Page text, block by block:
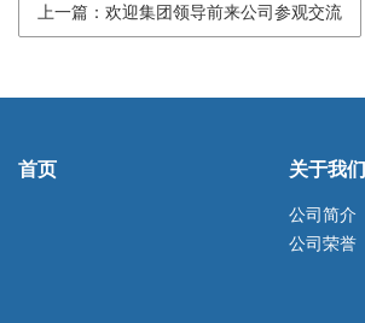
上一篇：欢迎集团领导前来公司参观交流
首页 关于我们
公司简介
公司荣誉